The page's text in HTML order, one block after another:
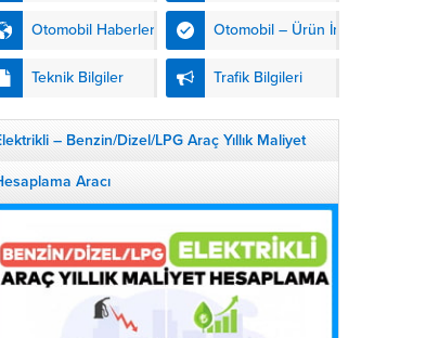
Otomobil Haberleri Otomobil – Ürün İnceleme
Teknik Bilgiler Trafik Bilgileri
– Benzin/Dizel/LPG Araç Yıllık Maliyet
Aracı